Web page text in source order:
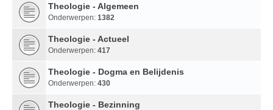
Theologie - Algemeen
Onderwerpen: 1382
Theologie - Actueel
Onderwerpen: 417
Theologie - Dogma en Belijdenis
Onderwerpen: 430
Theologie - Bezinning